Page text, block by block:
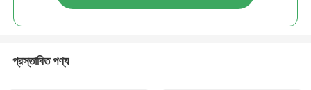
প্রস্তাবিত পণ্য